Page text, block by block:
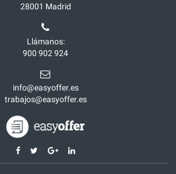
28001 Madrid
Llámanos:
900 902 924
info@easyoffer.es
trabajos@easyoffer.es